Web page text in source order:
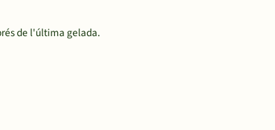
de l'última gelada.